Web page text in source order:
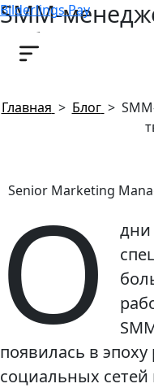
Bilderlings Pay
SMM-
работа
Главная > Блог >
Senior Marketing
О
дни
появилась в
социальных сетей